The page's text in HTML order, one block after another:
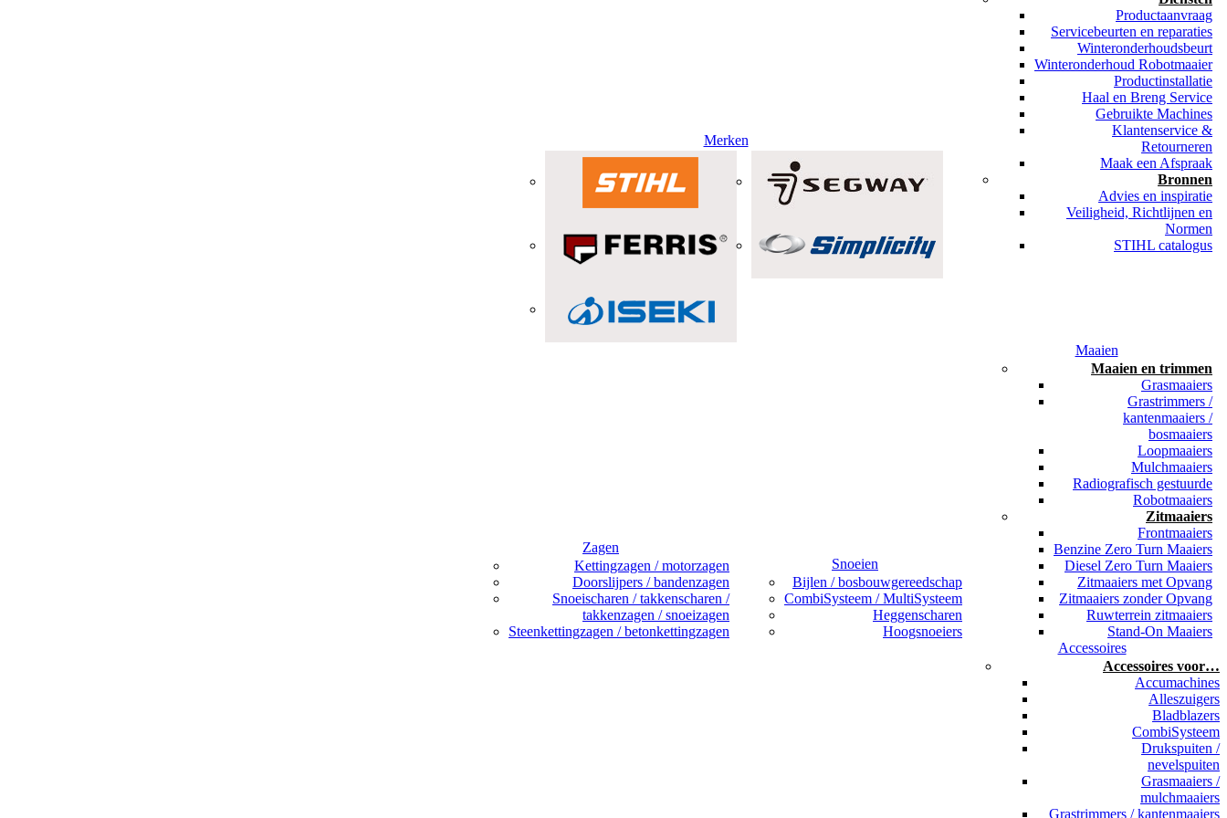
Merken
Productaanvraag
Servicebeurten en reparaties
Winteronderhoudsbeurt
Winteronderhoud Robotmaaier
Productinstallatie
Haal en Breng Service
Gebruikte Machines
Klantenservice &
Retourneren
Maak een Afspraak
Bronnen
Advies en inspiratie
Veiligheid, Richtlijnen en
Normen
STIHL catalogus
Zagen
Kettingzagen / motorzagen
Doorslijpers / bandenzagen
Snoeischaren / takkenscharen /
takkenzagen / snoeizagen
Steenkettingzagen / betonkettingzagen
Snoeien
Bijlen / bosbouwgereedschap
CombiSysteem / MultiSysteem
Heggenscharen
Hoogsnoeiers
Maaien
Maaien en trimmen
Grasmaaiers
Grastrimmers /
kantenmaaiers /
bosmaaiers
Loopmaaiers
Mulchmaaiers
Radiografisch gestuurde
Robotmaaiers
Zitmaaiers
Frontmaaiers
Benzine Zero Turn Maaiers
Diesel Zero Turn Maaiers
Zitmaaiers met Opvang
Zitmaaiers zonder Opvang
Ruwterrein zitmaaiers
Stand-On Maaiers
Accessoires
Accessoires voor…
Accumachines
Alleszuigers
Bladblazers
CombiSysteem
Drukspuiten /
nevelspuiten
Grasmaaiers /
mulchmaaiers
Grastrimmers / kantenmaaiers